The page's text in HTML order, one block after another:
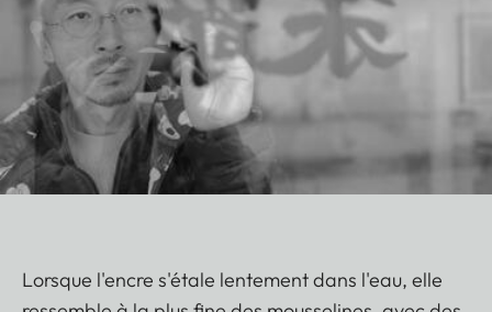
Lorsque l'encre s'étale lentement dans l'eau, elle